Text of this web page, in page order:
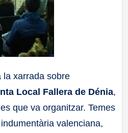
la xarrada sobre
Local Fallera de Dénia,
que va organitzar. Temes
valenciana,